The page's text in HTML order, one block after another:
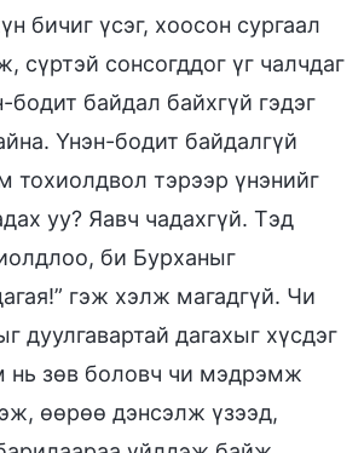
бичиг үсэг, хоосон сургаал
сүртэй сонсогддог үг чалчдаг
бодит байдал байхгүй гэдэг
Үнэн-бодит байдалгүй
тохиолдвол тэрээр үнэнийг
уу? Яавч чадахгүй. Тэд
би Бурханыг
гэж хэлж магадгүй. Чи
дуулгавартай дагахыг хүсдэг
нь зөв боловч чи мэдрэмж
өөрөө дэнсэлж үзээд,